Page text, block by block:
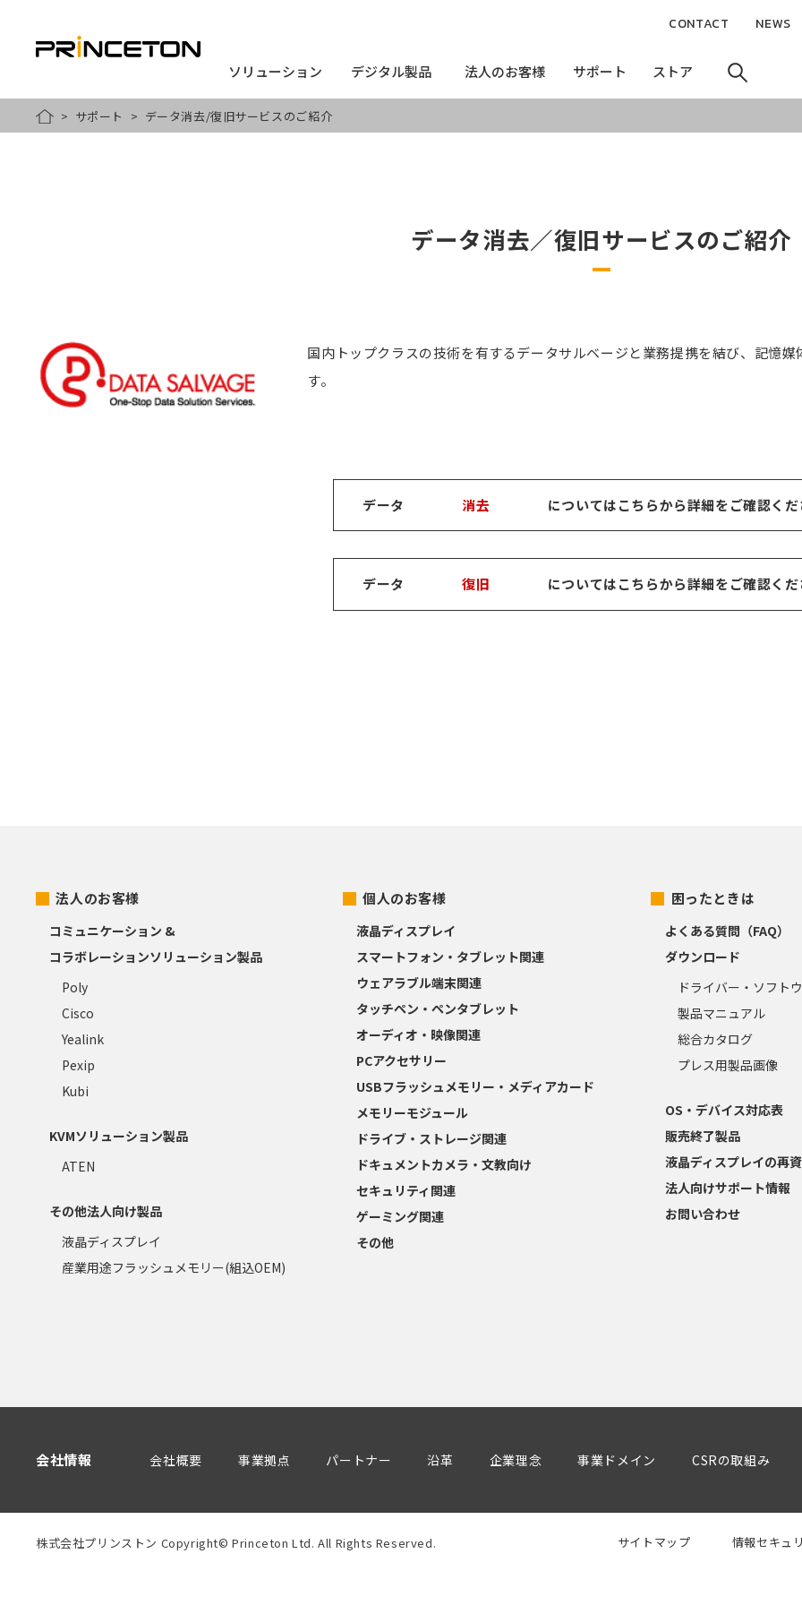
ソリューション
ソリューション デジタル製品
デジタル製品 法人のお客様
法人のお客様 サポート
サポート ストア
ストア
CONTACT NEWS
HOME
サポート データ消去/復旧サービスのご紹介
データ消去／復旧サービスのご紹介
国内トップクラスの技術を有するデータサルベージと業務提携を結び、記憶
す。
データ 消去 についてはこちらから詳細をご確認くだ
データ 復旧 についてはこちらから詳細をご確認くだ
法人のお客様
コミュニケーション &
コラボレーションソリューション製品
Poly
Cisco
Yealink
Pexip
Kubi
KVMソリューション製品
ATEN
その他法人向け製品
液晶ディスプレイ
産業用途フラッシュメモリー(組込OEM)
個人のお客様
液晶ディスプレイ
スマートフォン・タブレット関連
ウェアラブル端末関連
タッチペン・ペンタブレット
オーディオ・映像関連
PCアクセサリー
USBフラッシュメモリー・メディアカード
メモリーモジュール
ドライブ・ストレージ関連
ドキュメントカメラ・文教向け
セキュリティ関連
ゲーミング関連
その他
困ったときは
よくある質問（FAQ）
ダウンロード
ドライバー・ソフト
製品マニュアル
総合カタログ
プレス用製品画像
OS・デバイス対応表
販売終了製品
液晶ディスプレイの再
法人向けサポート情報
お問い合わせ
会社情報 会社概要 事業拠点 パートナー 沿革 企業理念 事業ドメイン CSRの取組み
サイトマップ 情報セキュ
株式会社プリンストン Copyright© Princeton Ltd. All Rights Reserved.